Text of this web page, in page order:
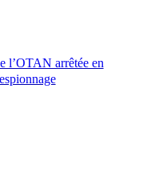
l’OTAN arrêtée en